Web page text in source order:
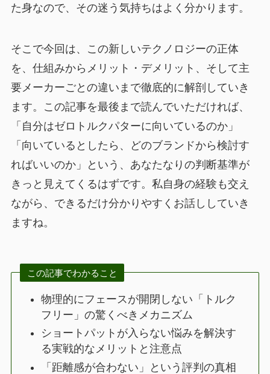
た身なので、その迷う気持ちはよく分かります。
そこで今回は、この新しいテクノロジーの正体
を、仕組みからメリット・デメリット、そして主
要メーカーごとの違いまで徹底的に解剖していき
ます。この記事を最後まで読んでいただければ、
「自分はゼロトルクパターに向いているのか」
「向いているとしたら、どのブランドから検討す
ればいいのか」という、あなたなりの判断基準が
きっと見えてくるはずです。私自身の経験も交え
ながら、できるだけ分かりやすくお話ししていき
ますね。
この記事でわかること
物理的にフェースが開閉しない「トルク
フリー」の驚くべきメカニズム
ショートパットが入らない悩みを解決す
る実戦的なメリットと注意点
「距離感が合わない」という評判の真相